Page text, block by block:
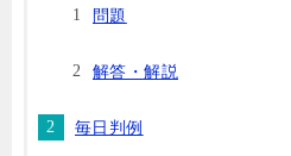
問題
解答・解説
毎日判例